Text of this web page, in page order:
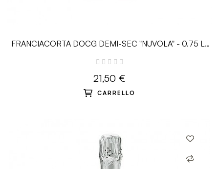
FRANCIACORTA DOCG DEMI-SEC "NUVOLA" - 0.75 L-
21,50 €
CARRELLO